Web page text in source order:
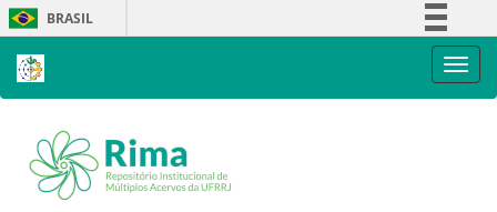
Skip
navigation
BRASIL